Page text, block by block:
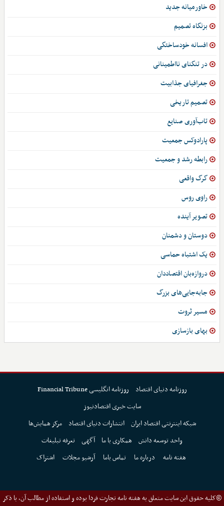
خاورمیانه جدید
بزنگاه تصمیم
افسانه خودساختگی
در تنگنای نااطمینانی
جغرافیای جذابیت
تصمیم تاریخی
تاب‌آوری صنایع
پارادوکس جمعیت
رابطه رشد و جمعیت
گرگ واقعی
راوی روس
تصویر آینده
دوستان و دشمنان
یک اشتباه حماسی
دروازه‌بان اقتصاددان
جابه‌جایی‌های بزرگ
مسیر ثروت
بهای بازسازی
روزنامه دنیای اقتصاد
روزنامه انگلیسی Financial Tribune
سایت خبری اقتصادنیوز
شبکه اینترنتی اقتصاد ایران انتشارات دنیای اقتصاد
مرکز همایش‌ها
واحد توسعه دانش همکاری با ما آگهی تعرفه تبلیغات
هفته نامه
درباره ما تماس باما آرشیو مجلات اشتراک
©کلیه حقوق این سایت متعلق به هفته نامه تجارت فردا بوده و استفاده از مطالب آن، با ذکر